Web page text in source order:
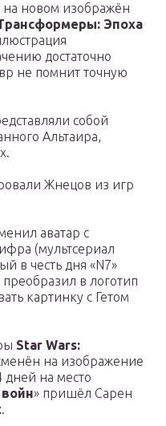
на новом изображён
Эпоха
достаточно
не помнит точную
собой
Альтаира,
Жнецов из игр
аватар с
(мультсериал
в честь дня «N7»
в логотип
картинку с Гетом
Star Wars:
на изображение
дней на место
» пришёл Сарен
.